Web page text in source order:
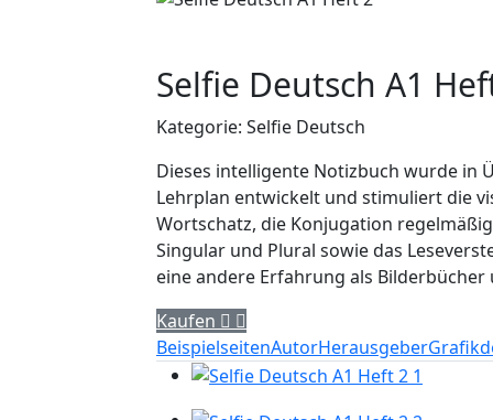
Selfie Deutsch A1
Kategorie: Selfie Deutsch
Dieses intelligente Notizbuch wurde in
Lehrplan entwickelt und stimuliert die
Wortschatz, die Konjugation
Singular und Plural sowie das
eine andere Erfahrung als
Kaufen
BeispielseitenAutorHerausgeber